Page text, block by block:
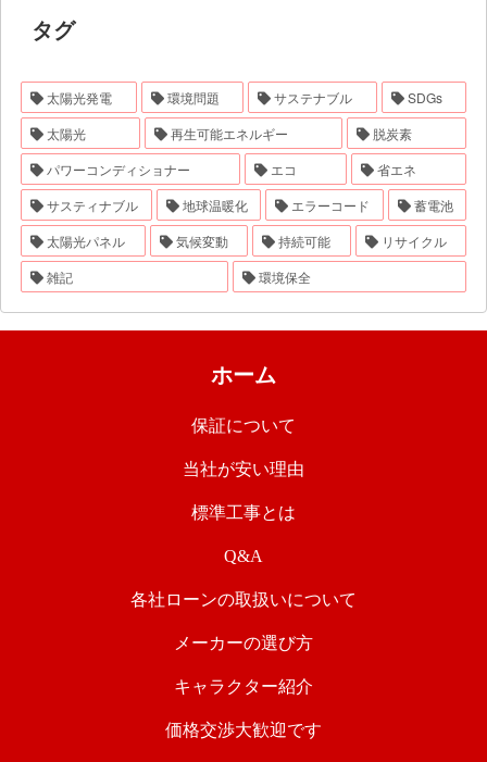
タグ
太陽光発電 環境問題 サステナブル
SDGs
太陽光
再生可能エネルギー
脱炭素
パワーコンディショナー
エコ
省エネ
サスティナブル
地球温暖化 エラーコード
蓄電池
太陽光パネル
気候変動 持続可能
リサイクル
雑記
環境保全
ホーム
保証について
当社が安い理由
標準工事とは
Q&A
各社ローンの取扱いについて
メーカーの選び方
キャラクター紹介
価格交渉大歓迎です